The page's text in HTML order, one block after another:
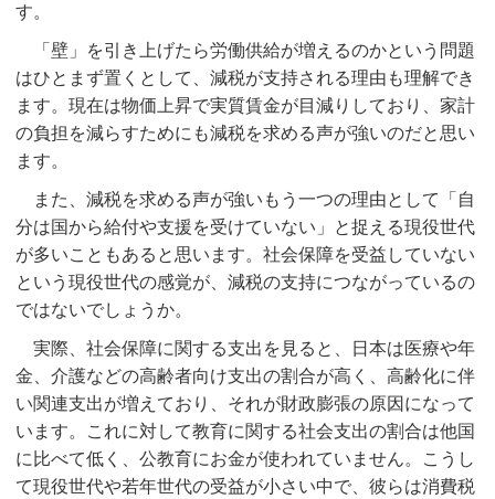
す。
「壁」を引き上げたら労働供給が増えるのかという問題
はひとまず置くとして、減税が支持される理由も理解でき
ます。現在は物価上昇で実質賃金が目減りしており、家計
の負担を減らすためにも減税を求める声が強いのだと思い
ます。
また、減税を求める声が強いもう一つの理由として「自
分は国から給付や支援を受けていない」と捉える現役世代
が多いこともあると思います。社会保障を受益していない
という現役世代の感覚が、減税の支持につながっているの
ではないでしょうか。
実際、社会保障に関する支出を見ると、日本は医療や年
金、介護などの高齢者向け支出の割合が高く、高齢化に伴
い関連支出が増えており、それが財政膨張の原因になって
います。これに対して教育に関する社会支出の割合は他国
に比べて低く、公教育にお金が使われていません。こうし
て現役世代や若年世代の受益が小さい中で、彼らは消費税